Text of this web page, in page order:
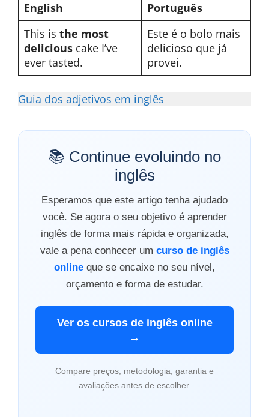
English
Português
This is the most
delicious cake I’ve
ever tasted.
Este é o bolo mais
delicioso que já
provei.
Guia dos adjetivos em inglês
📚 Continue evoluindo no
inglês
Esperamos que este artigo tenha ajudado
você. Se agora o seu objetivo é aprender
inglês de forma mais rápida e organizada,
vale a pena conhecer um curso de inglês
online que se encaixe no seu nível,
orçamento e forma de estudar.
Ver os cursos de inglês online
→
Compare preços, metodologia, garantia e
avaliações antes de escolher.